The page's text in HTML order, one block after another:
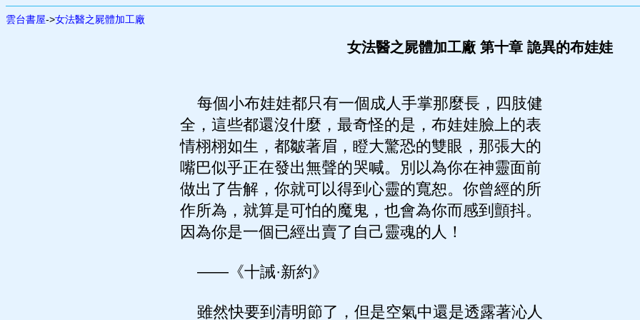
雲台書屋->女法醫之屍體加工廠
女法醫之屍體加工廠 第十章 詭異的布娃娃
每個小布娃娃都只有一個成人手掌那麼長，四肢健
全，這些都還沒什麼，最奇怪的是，布娃娃臉上的表
情栩栩如生，都皺著眉，瞪大驚恐的雙眼，那張大的
嘴巴似乎正在發出無聲的哭喊。別以為你在神靈面前
做出了告解，你就可以得到心靈的寬恕。你曾經的所
作所為，就算是可怕的魔鬼，也會為你而感到顫抖。
因為你是一個已經出賣了自己靈魂的人！
——《十誡·新約》
雖然快要到清明節了，但是空氣中還是透露著沁人